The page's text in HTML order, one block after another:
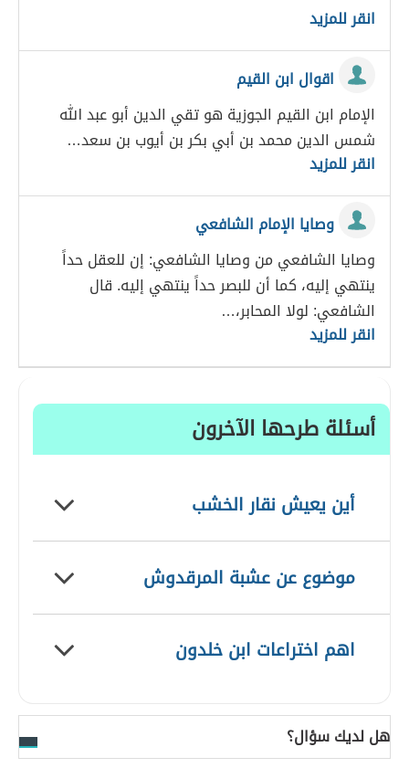
انقر للمزيد
اقوال ابن القيم
الإمام ابن القيم الجوزية هو تقي الدين أبو عبد الله
شمس الدين محمد بن أبي بكر بن أيوب بن سعد…
انقر للمزيد
وصايا الإمام الشافعي
وصايا الشافعي من وصايا الشافعي: إن للعقل حداً
ينتهي إليه، كما أن للبصر حداً ينتهي إليه. قال
الشافعي: لولا المحابر،…
انقر للمزيد
أسئلة طرحها الآخرون
أين يعيش نقار الخشب
موضوع عن عشبة المرقدوش
اهم اختراعات ابن خلدون
هل لديك سؤال؟